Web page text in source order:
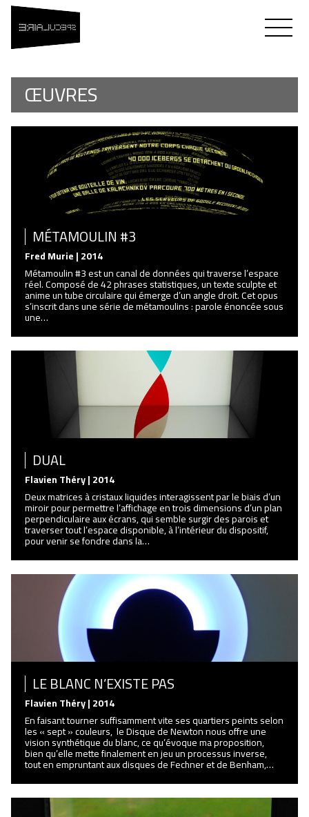
SPÉCULAIRE
ŒUVRES
MÉTAMOULIN #3
Fred Murie | 2014
Métamoulin #3 est un canal de données qui traverse l’espace
réel. Composé de 42 phrases statistiques, un texte sculpte et
anime un tube circulaire qui émerge d’un angle droit. Cet opus
s’inscrit dans une série de métamoulins : parole énoncée sous
une…
DUAL
Flavien Théry | 2014
Deux matrices à cristaux liquides interagissent par le biais d’un
miroir pour permettre l’affichage en trois dimensions d’un plan
perpendiculaire aux écrans, qui semble surgir des parois et
traverser tout l’espace disponible, à l’intérieur du dispositif,
pour venir se fondre dans la…
LE BLANC N’EXISTE PAS
Flavien Théry | 2014
En faisant tourner suffisamment vite ses quartiers peints selon
les « sept » couleurs, le Disque de Newton nous offre une
vision synthétique du blanc, ce qu’évoque ma proposition,
bien qu’elle mette finalement en jeu un processus inverse,
tout en empruntant aux disques de Fechner et de Benham,…